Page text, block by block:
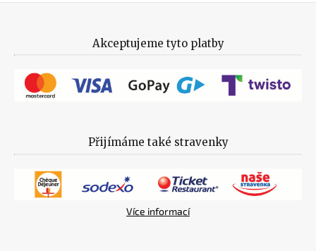
Akceptujeme tyto platby
Přijímáme také stravenky
Více informací